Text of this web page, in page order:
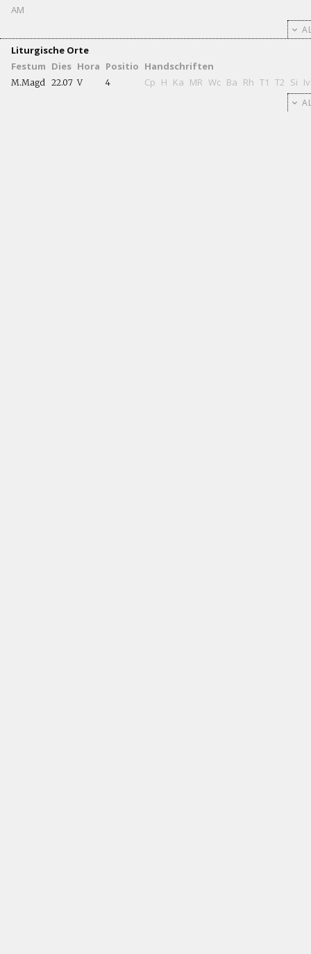
AM
Liturgische Orte
Festum Dies Hora Positio Handschriften
M.Magd 22.07 V 4 Cp H Ka MR Wc Ba Rh T1 T2 Si Iv